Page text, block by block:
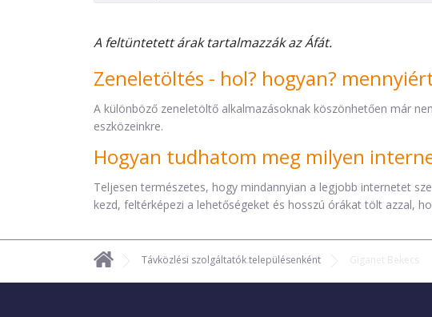
A feltüntetett árak tartalmazzák az Áfát.
Zeneletöltés - hol? hogyan?
A különböző zeneletöltő alkalmazásoknak köszönhetően már
eszközeinkre.
Hogyan tudhatom meg milyen
Teljesen természetes, hogy mindannyian a legjobb internetet
kezd, feltérképezi a lehetőségeket és hosszú órákat tölt azzal,
Távközlési szolgáltatók településenként Giganet Bekecs